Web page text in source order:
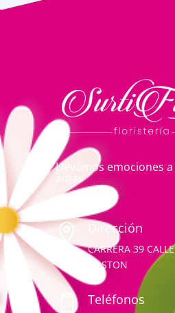
Llevamos emociones
amas
 Dirección
CARRERA 39
BOSTON
 Teléfonos